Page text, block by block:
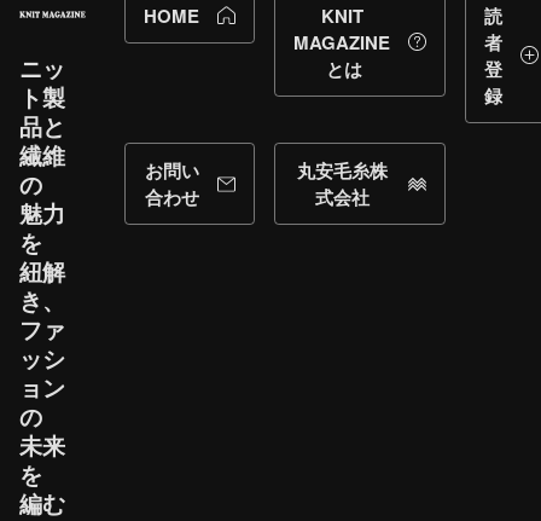
ニッ
ト製
品と​
繊維
の​
魅力
を​
紐解
き、​
ファ
ッシ
ョン
の​
未来
を​
編む
HOME
KNIT
MAGAZINE
とは
読
者
登
録
お問い
合わせ
丸安毛糸株
式会社